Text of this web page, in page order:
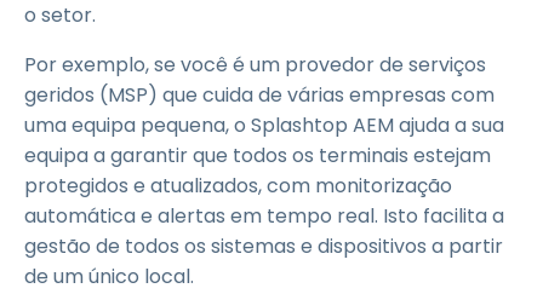
o setor.
Por exemplo, se você é um provedor de serviços
geridos (MSP) que cuida de várias empresas com
uma equipa pequena, o Splashtop AEM ajuda a sua
equipa a garantir que todos os terminais estejam
protegidos e atualizados, com monitorização
automática e alertas em tempo real. Isto facilita a
gestão de todos os sistemas e dispositivos a partir
de um único local.